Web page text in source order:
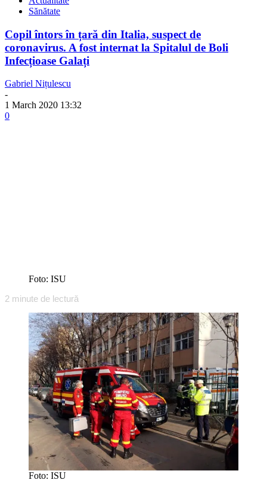
Sănătate
Copil întors în țară din Italia, suspect de
coronavirus. A fost internat la Spitalul de Boli
Infecțioase Galați
Gabriel Nițulescu
-
1 March 2020 13:32
0
Foto: ISU
2 minute de lectură
Foto: ISU